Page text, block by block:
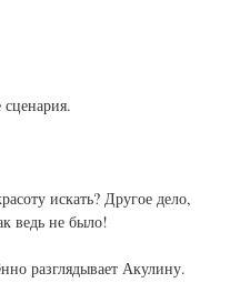
искать? Другое дело,
ведь не было!
разглядывает Акулину.